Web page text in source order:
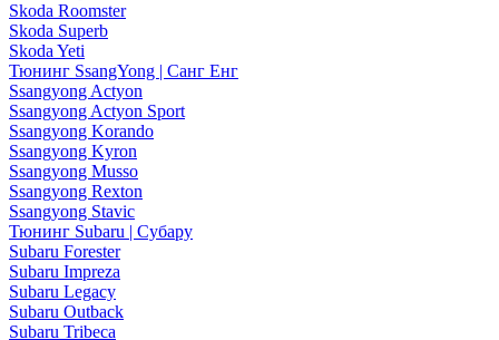
Skoda Roomster
Skoda Superb
Skoda Yeti
Тюнинг SsangYong | Санг Енг
Ssangyong Actyon
Ssangyong Actyon Sport
Ssangyong Korando
Ssangyong Kyron
Ssangyong Musso
Ssangyong Rexton
Ssangyong Stavic
Тюнинг Subaru | Субару
Subaru Forester
Subaru Impreza
Subaru Legacy
Subaru Outback
Subaru Tribeca